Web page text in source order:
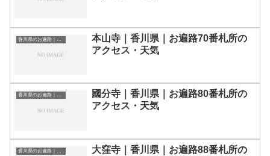
本山寺｜香川県｜お遍路70番札所の
アクセス・天気
香川県のお遍路｜お寺一覧
國分寺｜香川県｜お遍路80番札所の
アクセス・天気
香川県のお遍路｜お寺一覧
大窪寺｜香川県｜お遍路88番札所の